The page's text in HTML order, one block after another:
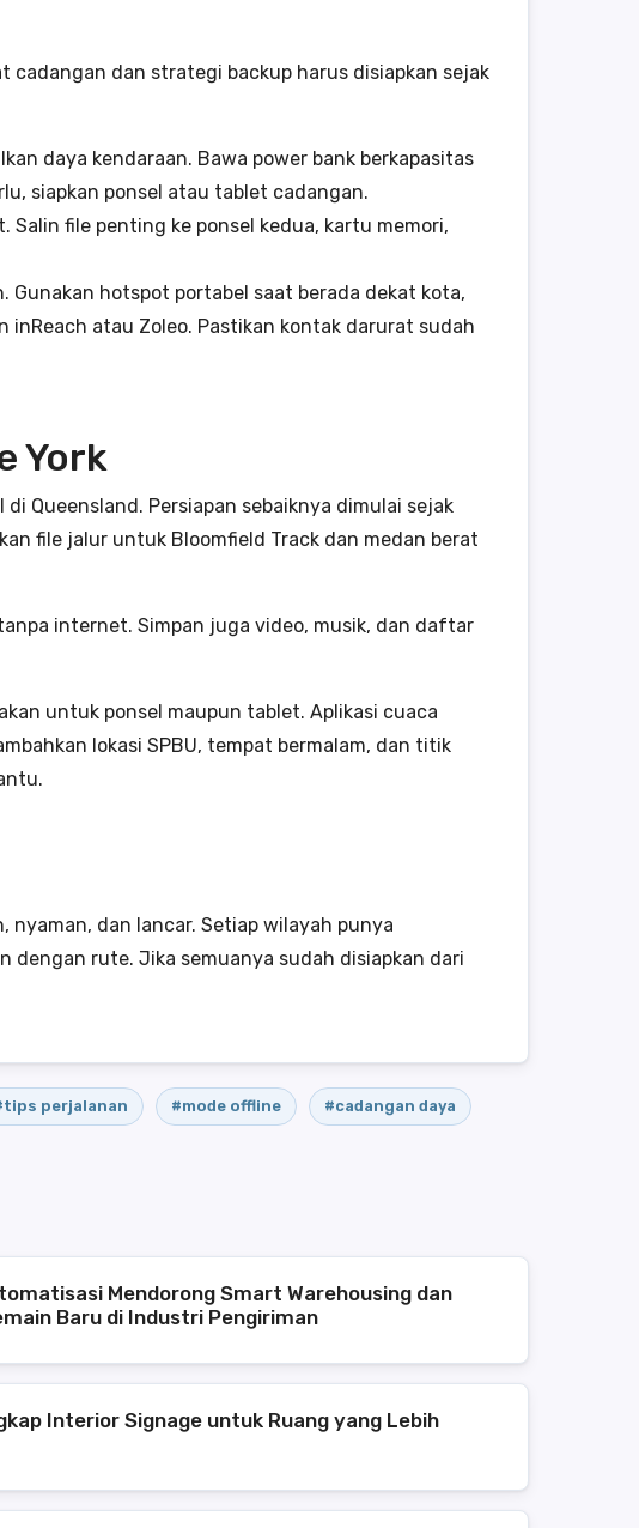
cadangan dan strategi backup harus disiapkan sejak
daya kendaraan. Bawa power bank berkapasitas
siapkan ponsel atau tablet cadangan.
file penting ke ponsel kedua, kartu memori,
Gunakan hotspot portabel saat berada dekat kota,
atau Zoleo. Pastikan kontak darurat sudah
York
Queensland. Persiapan sebaiknya dimulai sejak
file jalur untuk Bloomfield Track dan medan berat
internet. Simpan juga video, musik, dan daftar
untuk ponsel maupun tablet. Aplikasi cuaca
lokasi SPBU, tempat bermalam, dan titik
dan lancar. Setiap wilayah punya
dengan rute. Jika semuanya sudah disiapkan dari
perjalanan #mode offline #cadangan daya
Mendorong Smart Warehousing dan
Baru di Industri Pengiriman
Interior Signage untuk Ruang yang Lebih